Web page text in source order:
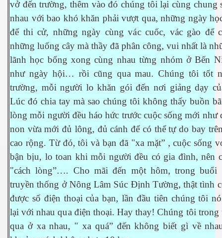
vở đến trường, thêm vào đó chúng tôi lại cùng chung
nhau với bao khó khăn phải vượt qua, những ngày
để thi cử, những ngày cùng vác cuốc, vác gào để
những luống cây mà thầy đã phân công, vui nhất là
lãnh học bổng xong cùng nhau từng nhóm ở Bến
như ngày hội… rồi cũng qua mau. Chúng tôi tốt
trường, mỗi người lo khăn gói đến nơi giảng dạy
Lúc đó chia tay mà sao chúng tôi không thấy buồn
lòng mỗi người đều háo hức trước cuộc sống mới như
non vừa mới đủ lông, đủ cánh để có thể tự do bay
cao rộng. Từ đó, tôi và bạn đã "xa mặt” , cuộc sống
bận bịu, lo toan khi mỗi người đều có gia đình, nên
"cách lòng”…. Cho mãi đến một hôm, trong buổi
truyền thống ở Nông Lâm Súc Định Tường, thật tình
được số điện thoại của bạn, lần đầu tiên chúng tôi
lại với nhau qua điện thoại. Hay thay! Chúng tôi trong
qua ở xa nhau, " xa quá” đến không biết gì về